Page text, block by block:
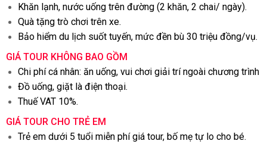
Khăn lạnh, nước uống trên đường (2 khăn, 2 chai/ ngày).
Quà tặng trò chơi trên xe.
Bảo hiểm du lịch suốt tuyến, mức đền bù 30 triệu đồng/vụ.
GIÁ TOUR KHÔNG BAO GỒM
Chi phí cá nhân: ăn uống, vui chơi giải trí ngoài chương trình
Đồ uống, giặt là điện thoại.
Thuế VAT 10%.
GIÁ TOUR CHO TRẺ EM
Trẻ em dưới 5 tuổi miễn phí giá tour, bố mẹ tự lo cho bé.